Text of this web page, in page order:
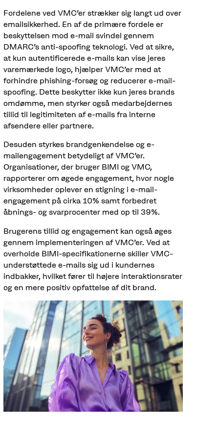
Fordelene ved VMC'er strækker sig langt ud over
emailsikkerhed. En af de primære fordele er
beskyttelsen mod e-mail svindel gennem
DMARC's anti-spoofing teknologi. Ved at sikre,
at kun autentificerede e-mails kan vise jeres
varemærkede logo, hjælper VMC'er med at
forhindre phishing-forsøg og reducerer e-mail-
spoofing. Dette beskytter ikke kun jeres brands
omdømme, men styrker også medarbejdernes
tillid til legitimiteten af e-mails fra interne
afsendere eller partnere.
Desuden styrkes brandgenkendelse og e-
mailengagement betydeligt af VMC'er.
Organisationer, der bruger BIMI og VMC,
rapporterer om øgede engagement, hvor nogle
virksomheder oplever en stigning i e-mail-
engagement på cirka 10% samt forbedret
åbnings- og svarprocenter med op til 39%.
Brugerens tillid og engagement kan også øges
gennem implementeringen af VMC'er. Ved at
overholde BIMI-specifikationerne skiller VMC-
understøttede e-mails sig ud i kundernes
indbakker, hvilket fører til højere interaktionsrater
og en mere positiv opfattelse af dit brand.